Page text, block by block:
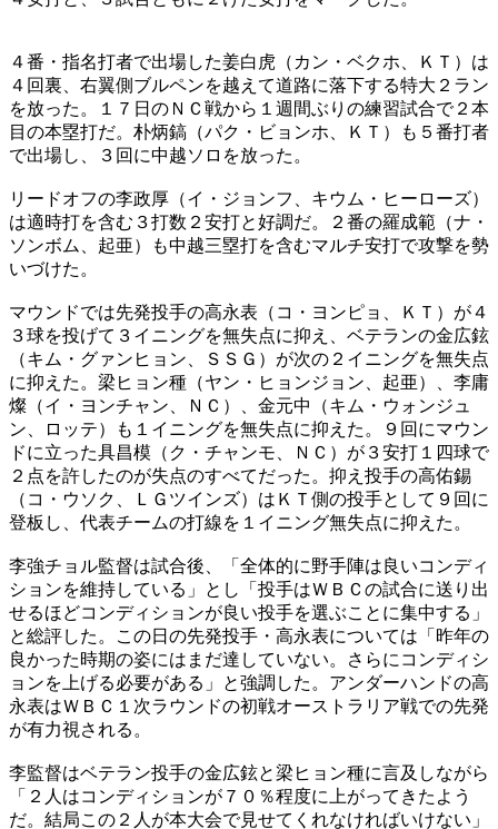
４番・指名打者で出場した姜白虎（カン・ベクホ、ＫＴ）は
４回裏、右翼側ブルペンを越えて道路に落下する特大２ラン
を放った。１７日のＮＣ戦から１週間ぶりの練習試合で２本
目の本塁打だ。朴炳鎬（パク・ビョンホ、ＫＴ）も５番打者
で出場し、３回に中越ソロを放った。
リードオフの李政厚（イ・ジョンフ、キウム・ヒーローズ）
は適時打を含む３打数２安打と好調だ。２番の羅成範（ナ・
ソンボム、起亜）も中越三塁打を含むマルチ安打で攻撃を勢
いづけた。
マウンドでは先発投手の高永表（コ・ヨンピョ、ＫＴ）が４
３球を投げて３イニングを無失点に抑え、ベテランの金広鉉
（キム・グァンヒョン、ＳＳＧ）が次の２イニングを無失点
に抑えた。梁ヒョン種（ヤン・ヒョンジョン、起亜）、李庸
燦（イ・ヨンチャン、ＮＣ）、金元中（キム・ウォンジュ
ン、ロッテ）も１イニングを無失点に抑えた。９回にマウン
ドに立った具昌模（ク・チャンモ、ＮＣ）が３安打１四球で
２点を許したのが失点のすべてだった。抑え投手の高佑錫
（コ・ウソク、ＬＧツインズ）はＫＴ側の投手として９回に
登板し、代表チームの打線を１イニング無失点に抑えた。
李強チョル監督は試合後、「全体的に野手陣は良いコンディ
ションを維持している」とし「投手はＷＢＣの試合に送り出
せるほどコンディションが良い投手を選ぶことに集中する」
と総評した。この日の先発投手・高永表については「昨年の
良かった時期の姿にはまだ達していない。さらにコンディシ
ョンを上げる必要がある」と強調した。アンダーハンドの高
永表はＷＢＣ１次ラウンドの初戦オーストラリア戦での先発
が有力視される。
李監督はベテラン投手の金広鉉と梁ヒョン種に言及しながら
「２人はコンディションが７０％程度に上がってきたよう
だ。結局この２人が本大会で見せてくれなければいけない」